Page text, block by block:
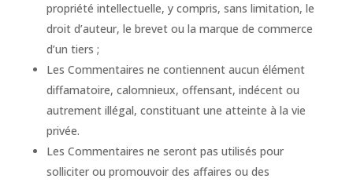
propriété intellectuelle, y compris, sans limitation, le
droit d’auteur, le brevet ou la marque de commerce
d’un tiers ;
Les Commentaires ne contiennent aucun élément
diffamatoire, calomnieux, offensant, indécent ou
autrement illégal, constituant une atteinte à la vie
privée.
Les Commentaires ne seront pas utilisés pour
solliciter ou promouvoir des affaires ou des